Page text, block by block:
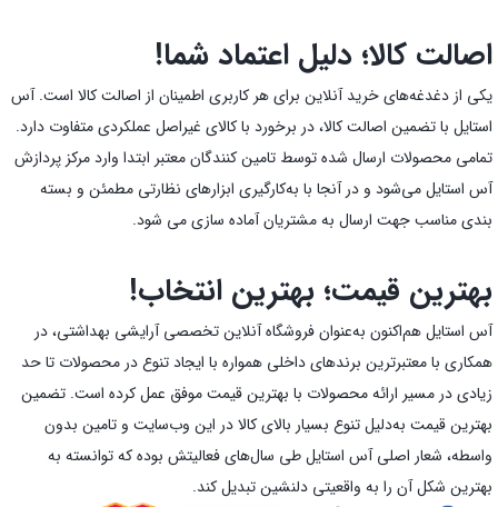
اصالت کالا؛ دلیل اعتماد شما!
یکی از دغدغه‌های خرید آنلاین برای هر کاربری اطمینان از اصالت کالا است. آس
استایل با تضمین اصالت کالا، در برخورد با کالای غیراصل عملکردی متفاوت دارد.
تمامی محصولات ارسال شده توسط تامین کنندگان معتبر ابتدا وارد مرکز پردازش
آس استایل می‌شود و در آنجا با به‌کارگیری ابزارهای نظارتی مطمئن و بسته
بندی مناسب جهت ارسال به مشتریان آماده سازی می شود.
بهترین قیمت؛ بهترین انتخاب!
آس استایل هم‌اکنون به‌عنوان فروشگاه آنلاین تخصصی آرایشی بهداشتی، در
همکاری با معتبرترین برندهای داخلی همواره با ایجاد تنوع در محصولات تا حد
زیادی در مسیر ارائه محصولات با بهترین قیمت موفق عمل کرده است. تضمین
بهترین قیمت به‌دلیل تنوع بسیار بالای کالا در این وب‌سایت و تامین بدون
واسطه، شعار اصلی آس استایل طی سال‌های فعالیتش بوده که توانسته به
بهترین شکل آن را به واقعیتی دلنشین تبدیل کند.